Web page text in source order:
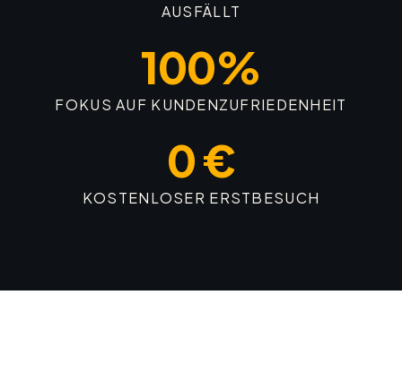
AUSFÄLLT
100%
FOKUS AUF KUNDENZUFRIEDENHEIT
0 €
KOSTENLOSER ERSTBESUCH